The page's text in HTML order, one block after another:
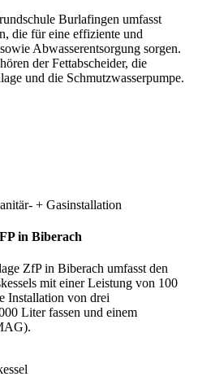
Burlafingen umfasst
die für eine effiziente und
Abwasserentsorgung sorgen.
der Fettabscheider, die
und die Schmutzwasserpumpe.
+ Gasinstallation
in Biberach
ZfP in Biberach umfasst den
mit einer Leistung von 100
Installation von drei
Liter fassen und einem